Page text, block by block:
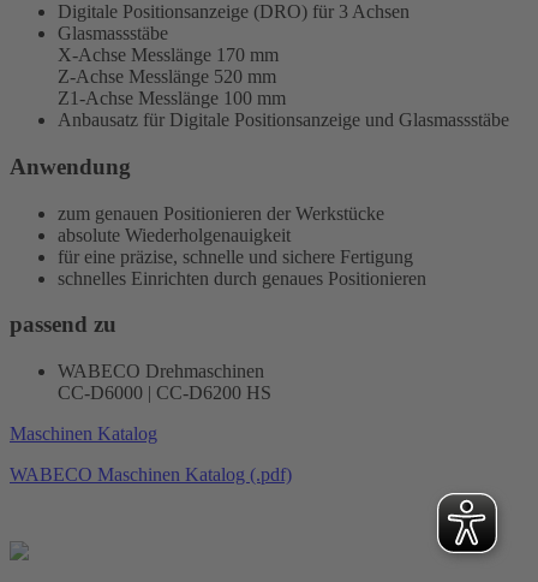
Digitale Positionsanzeige (DRO) für 3 Achsen
Glasmassstäbe
X-Achse Messlänge 170 mm
Z-Achse Messlänge 520 mm
Z1-Achse Messlänge 100 mm
Anbausatz für Digitale Positionsanzeige und Glasmassstäbe
Anwendung
zum genauen Positionieren der Werkstücke
absolute Wiederholgenauigkeit
für eine präzise, schnelle und sichere Fertigung
schnelles Einrichten durch genaues Positionieren
passend zu
WABECO Drehmaschinen
CC-D6000 | CC-D6200 HS
Maschinen Katalog
WABECO Maschinen Katalog (.pdf)